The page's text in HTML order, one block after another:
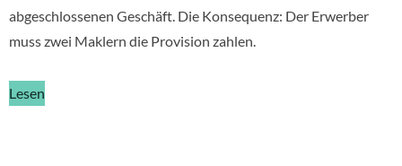
abgeschlossenen Geschäft. Die Konsequenz: Der Erwerber
muss zwei Maklern die Provision zahlen.
Lesen